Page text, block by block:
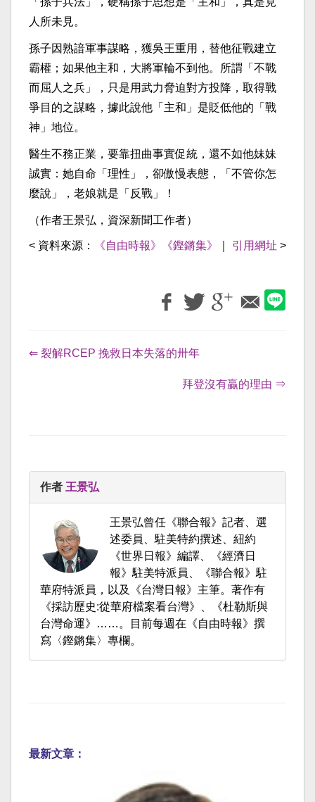
人所未見。
孫子因熟諳軍事謀略，獲吳王重用，替他征戰建立
霸權；如果他主和，大將軍輪不到他。所謂「不戰
而屈人之兵」，只是用武力脅迫對方投降，取得戰
爭目的之謀略，據此說他「主和」是貶低他的「戰
神」地位。
醫生不務正業，要靠扭曲事實促統，還不如他妹妹
誠實：她自命「理性」，卻傲慢表態，「不管你怎
麼說」，老娘就是「反戰」！
（作者王景弘，資深新聞工作者）
< 資料來源： 《自由時報》《鏗鏘集》 引用網址 >
⇐ 裂解RCEP 挽救日本失落的卅年
拜登沒有贏的理由 ⇒
作者 王景弘
王景弘曾任《聯合報》記者、選
述委員、駐美特約撰述、紐約
《世界日報》編譯、《經濟日
報》駐美特派員、《聯合報》駐
華府特派員，以及《台灣日報》主筆。著作有
《採訪歷史:從華府檔案看台灣》、《杜勒斯與
台灣命運》……。目前每週在《自由時報》撰
寫〈鏗鏘集〉專欄。
最新文章：